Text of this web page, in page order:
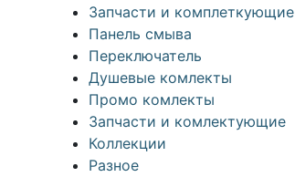
Запчасти и комплеткующие
Панель смыва
Переключатель
Душевые комлекты
Промо комлекты
Запчасти и комлектующие
Коллекции
Разное